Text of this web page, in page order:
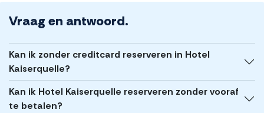
Vraag en antwoord.
Kan ik zonder creditcard reserveren in Hotel
Kaiserquelle?
Kan ik Hotel Kaiserquelle reserveren zonder vooraf
te betalen?